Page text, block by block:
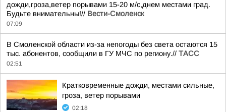
дожди,гроза,ветер порывами 15-20 м/с,днем местами град.
Будьте внимательны!// Вести-Смоленск
07:09
В Смоленской области из-за непогоды без света остаются 15
тыс. абонентов, сообщили в ГУ МЧС по региону.// ТАСС
02:51
Кратковременные дожди, местами сильные,
гроза, ветер порывами
02:18